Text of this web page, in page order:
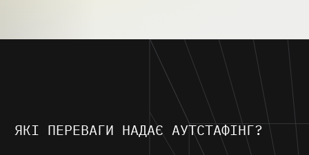
ЯКІ ПЕРЕВАГИ НАДАЄ АУТСТАФІНГ?